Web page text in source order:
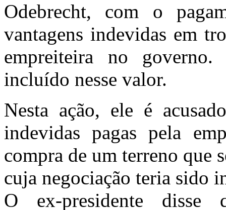
Odebrecht, com o
vantagens indevidas em
empreiteira no
incluído nesse valor.
Nesta ação, ele é
indevidas pagas pela
compra de um terreno que
cuja negociação teria sido
O ex-presidente disse